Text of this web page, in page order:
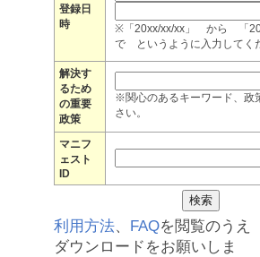
登録日
時
※「20xx/xx/xx」 から 「
で というように入力してく
解決す
るため
の重要
政策
※関心のあるキーワード、政
さい。
マニフ
ェスト
ID
利用方法、 FAQを閲覧のうえ
ダウンロードをお願いしま